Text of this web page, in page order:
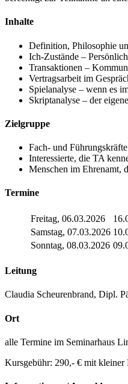
Inhalte
Definition, Philosophie
Ich-Zustände –
Transaktionen –
Vertragsarbeit im
Spielanalyse – wenn es
Skriptanalyse – der
Zielgruppe
Fach- und
Interessierte, die TA
Menschen im Ehrenamt,
Termine
Freitag, 06.03.2026
Samstag, 07.03.2026
Sonntag, 08.03.2026
Leitung
Claudia Scheurenbrand, Dipl.
Ort
alle Termine im Seminarhaus
Kursgebühr: 290,- € mit kleiner